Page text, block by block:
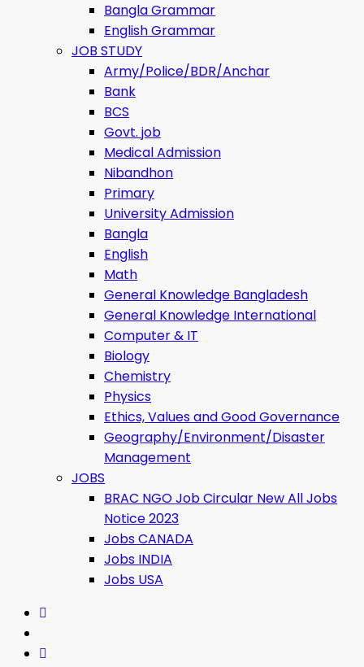
Bangla Grammar
English Grammar
JOB STUDY
Army/Police/BDR/Anchar
Bank
BCS
Govt. job
Medical Admission
Nibandhon
Primary
University Admission
Bangla
English
Math
General Knowledge Bangladesh
General Knowledge International
Computer & IT
Biology
Chemistry
Physics
Ethics, Values ​​and Good Governance
Geography/Environment/Disaster
Management
JOBS
BRAC NGO Job Circular New All Jobs
Notice 2023
Jobs CANADA
Jobs INDIA
Jobs USA